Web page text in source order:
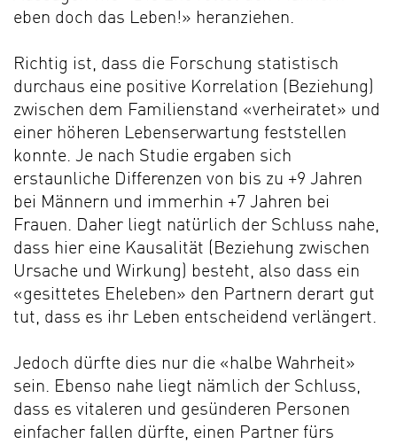
eben doch das Leben!» heranziehen.
Richtig ist, dass die Forschung statistisch
durchaus eine positive Korrelation (Beziehung)
zwischen dem Familienstand «verheiratet» und
einer höheren Lebenserwartung feststellen
konnte. Je nach Studie ergaben sich
erstaunliche Differenzen von bis zu +9 Jahren
bei Männern und immerhin +7 Jahren bei
Frauen. Daher liegt natürlich der Schluss nahe,
dass hier eine Kausalität (Beziehung zwischen
Ursache und Wirkung) besteht, also dass ein
«gesittetes Eheleben» den Partnern derart gut
tut, dass es ihr Leben entscheidend verlängert.
Jedoch dürfte dies nur die «halbe Wahrheit»
sein. Ebenso nahe liegt nämlich der Schluss,
dass es vitaleren und gesünderen Personen
einfacher fallen dürfte, einen Partner fürs